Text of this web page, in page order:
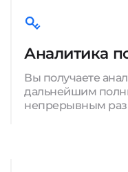
Аналитика
Вы получаете
дальнейшим
непрерывным